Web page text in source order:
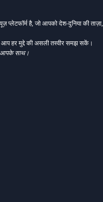
प्लेटफॉर्म है, जो आपको देश-दुनिया की ताज़ा,
आप हर मुद्दे की असली तस्वीर समझ सकें।
आपके साथ।